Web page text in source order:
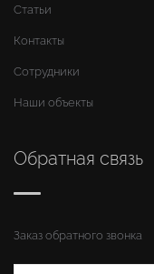
Статьи
Контакты
Сотрудники
Наши объекты
Обратная связь
Заказ обратного звонка